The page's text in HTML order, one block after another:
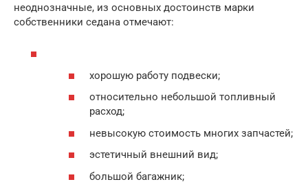
неоднозначные, из основных достоинств марки
собственники седана отмечают:
хорошую работу подвески;
относительно небольшой топливный
расход;
невысокую стоимость многих запчастей;
эстетичный внешний вид;
большой багажник;